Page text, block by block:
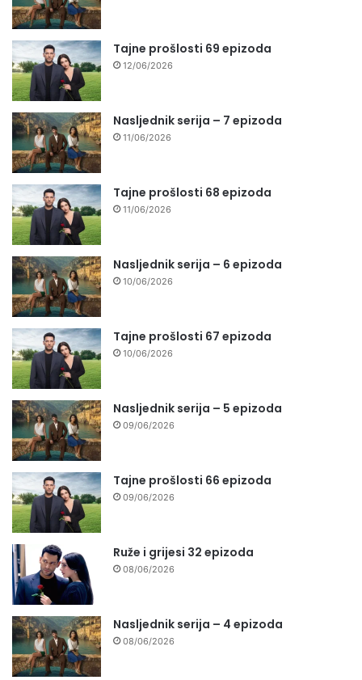
Tajne prošlosti 69 epizoda
12/06/2026
Nasljednik serija – 7 epizoda
11/06/2026
Tajne prošlosti 68 epizoda
11/06/2026
Nasljednik serija – 6 epizoda
10/06/2026
Tajne prošlosti 67 epizoda
10/06/2026
Nasljednik serija – 5 epizoda
09/06/2026
Tajne prošlosti 66 epizoda
09/06/2026
Ruže i grijesi 32 epizoda
08/06/2026
Nasljednik serija – 4 epizoda
08/06/2026